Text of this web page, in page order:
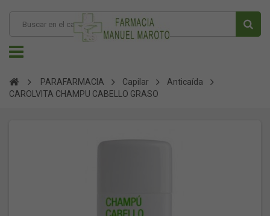
PARAFARMACIA Capilar
Anticaída
CAROLVITA CHAMPU CABELLO GRASO